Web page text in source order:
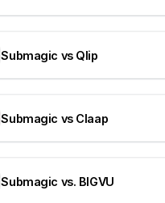
Submagic vs Qlip
Submagic vs Claap
Submagic vs. BIGVU